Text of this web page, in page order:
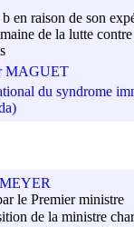
en raison de son
de la lutte
MAGUET
du syndrome
le Premier ministre
de la ministre